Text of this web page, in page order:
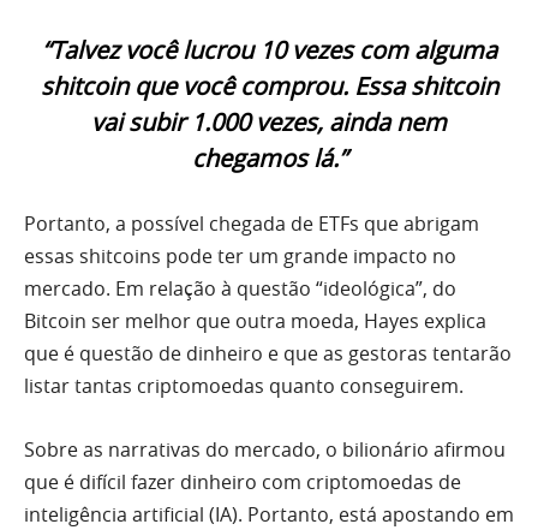
“Talvez você lucrou 10 vezes com alguma
shitcoin que você comprou. Essa shitcoin
vai subir 1.000 vezes, ainda nem
chegamos lá.”
Portanto, a possível chegada de ETFs que abrigam
essas shitcoins pode ter um grande impacto no
mercado. Em relação à questão “ideológica”, do
Bitcoin ser melhor que outra moeda, Hayes explica
que é questão de dinheiro e que as gestoras tentarão
listar tantas criptomoedas quanto conseguirem.
Sobre as narrativas do mercado, o bilionário afirmou
que é difícil fazer dinheiro com criptomoedas de
inteligência artificial (IA). Portanto, está apostando em